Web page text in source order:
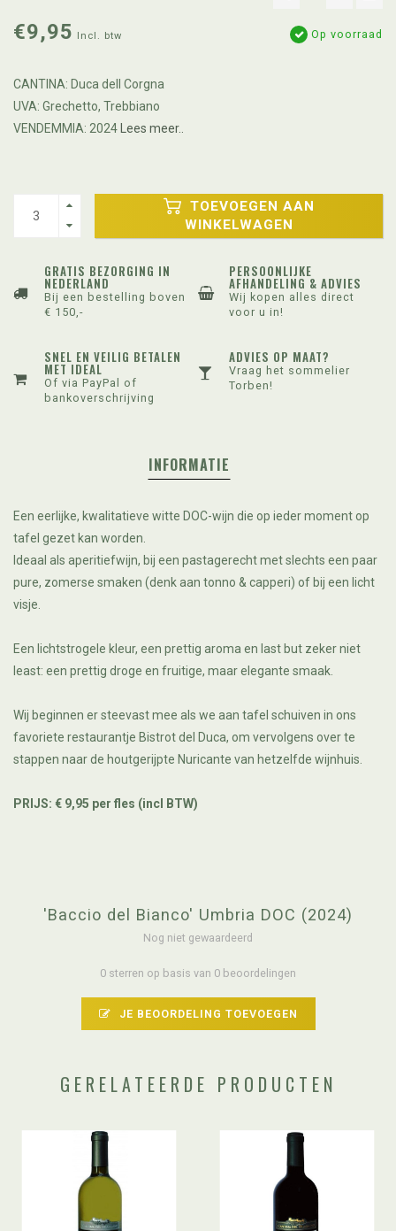
€9,95 Incl. btw Op voorraad
CANTINA: Duca dell Corgna
UVA: Grechetto, Trebbiano
VENDEMMIA: 2024 Lees meer..
TOEVOEGEN AAN
WINKELWAGEN
GRATIS BEZORGING IN
NEDERLAND
Bij een bestelling boven
€ 150,-
PERSOONLIJKE
AFHANDELING & ADVIES
Wij kopen alles direct
voor u in!
SNEL EN VEILIG BETALEN
MET IDEAL
Of via PayPal of
bankoverschrijving
ADVIES OP MAAT?
Vraag het sommelier
Torben!
INFORMATIE
Een eerlijke, kwalitatieve witte DOC-wijn die op ieder moment op
tafel gezet kan worden.
Ideaal als aperitiefwijn, bij een pastagerecht met slechts een paar
pure, zomerse smaken (denk aan tonno & capperi) of bij een licht
visje.
Een lichtstrogele kleur, een prettig aroma en last but zeker niet
least: een prettig droge en fruitige, maar elegante smaak.
Wij beginnen er steevast mee als we aan tafel schuiven in ons
favoriete restaurantje Bistrot del Duca, om vervolgens over te
stappen naar de houtgerijpte Nuricante van hetzelfde wijnhuis.
PRIJS: € 9,95 per fles (incl BTW)
'Baccio del Bianco' Umbria DOC (2024)
Nog niet gewaardeerd
0 sterren op basis van 0 beoordelingen
JE BEOORDELING TOEVOEGEN
GERELATEERDE PRODUCTEN